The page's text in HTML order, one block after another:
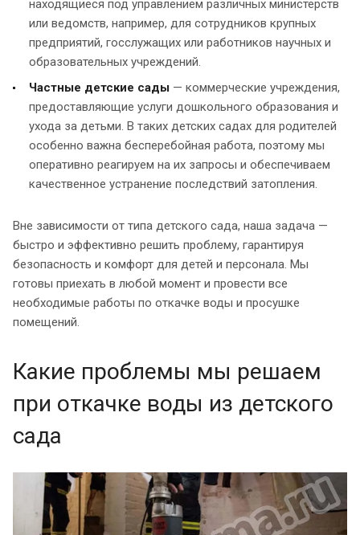
находящиеся под управлением различных министерств
или ведомств, например, для сотрудников крупных
предприятий, госслужащих или работников научных и
образовательных учреждений.
Частные детские сады — коммерческие учреждения,
предоставляющие услуги дошкольного образования и
ухода за детьми. В таких детских садах для родителей
особенно важна бесперебойная работа, поэтому мы
оперативно реагируем на их запросы и обеспечиваем
качественное устранение последствий затопления.
Вне зависимости от типа детского сада, наша задача —
быстро и эффективно решить проблему, гарантируя
безопасность и комфорт для детей и персонала. Мы
готовы приехать в любой момент и провести все
необходимые работы по откачке воды и просушке
помещений.
Какие проблемы мы решаем
при откачке воды из детского
сада